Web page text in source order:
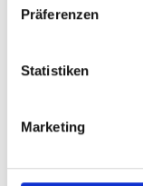
Präferenzen
Statistiken
Marketing
Nachricht